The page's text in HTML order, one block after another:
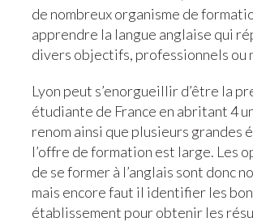
de nombreux organisme de
apprendre la langue anglaise qui
divers objectifs, professionnels ou
Lyon peut s’enorgueillir d’être la
étudiante de France en abritant 4
renom ainsi que plusieurs grandes
l’offre de formation est large. Les
de se former à l’anglais sont donc
mais encore faut il identifier les
établissement pour obtenir les